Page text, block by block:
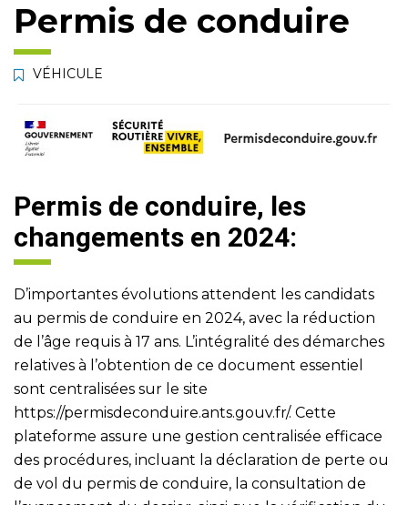
Permis de conduire
VÉHICULE
Permis de conduire, les
changements en 2024:
D’importantes évolutions attendent les candidats
au permis de conduire en 2024, avec la réduction
de l’âge requis à 17 ans. L’intégralité des démarches
relatives à l’obtention de ce document essentiel
sont centralisées sur le site
https://permisdeconduire.ants.gouv.fr/. Cette
plateforme assure une gestion centralisée efficace
des procédures, incluant la déclaration de perte ou
de vol du permis de conduire, la consultation de